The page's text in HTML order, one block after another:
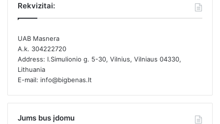
Rekvizitai:
UAB Masnera
A.k. 304222720
Address: I.Simulionio g. 5-30, Vilnius, Vilniaus 04330,
Lithuania
E-mail: info@bigbenas.lt
Jums bus įdomu